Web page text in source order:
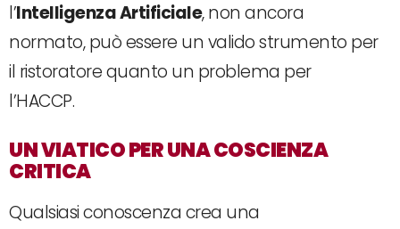
l’Intelligenza Artificiale, non ancora
normato, può essere un valido strumento per
il ristoratore quanto un problema per
l’HACCP.
UN VIATICO PER UNA COSCIENZA
CRITICA
Qualsiasi conoscenza crea una